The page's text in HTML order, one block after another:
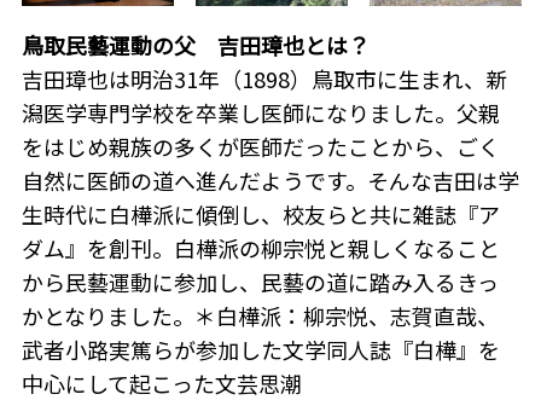
鳥取民藝運動の父 吉田璋也とは？
吉田璋也は明治31年（1898）鳥取市に生まれ、新
潟医学専門学校を卒業し医師になりました。父親
をはじめ親族の多くが医師だったことから、ごく
自然に医師の道へ進んだようです。そんな吉田は学
生時代に白樺派に傾倒し、校友らと共に雑誌『ア
ダム』を創刊。白樺派の柳宗悦と親しくなること
から民藝運動に参加し、民藝の道に踏み入るきっ
かとなりました。＊白樺派：柳宗悦、志賀直哉、
武者小路実篤らが参加した文学同人誌『白樺』を
中心にして起こった文芸思潮